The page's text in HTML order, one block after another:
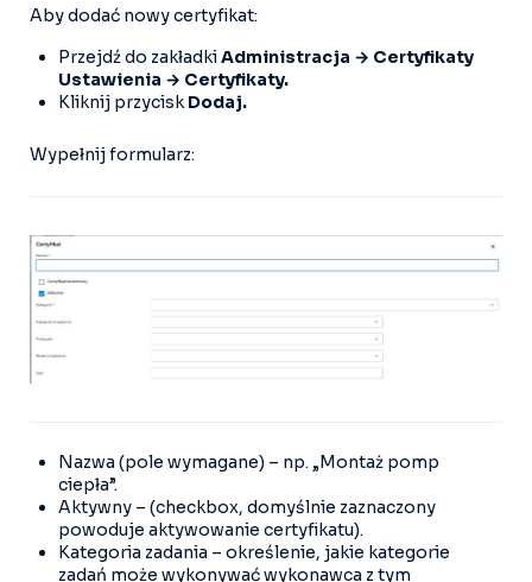
Aby dodać nowy certyfikat:
Przejdź do zakładkiAdministracja → Certyfikaty
Ustawienia → Certyfikaty.
Kliknij przyciskDodaj.
Wypełnij formularz:
Nazwa (pole wymagane) – np. „Montaż pomp
ciepła”.
Aktywny – (checkbox, domyślnie zaznaczony
powoduje aktywowanie certyfikatu).
Kategoria zadania – określenie, jakie kategorie
zadań może wykonywać wykonawca z tym